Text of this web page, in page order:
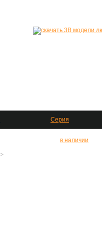
Серия
в наличии
>